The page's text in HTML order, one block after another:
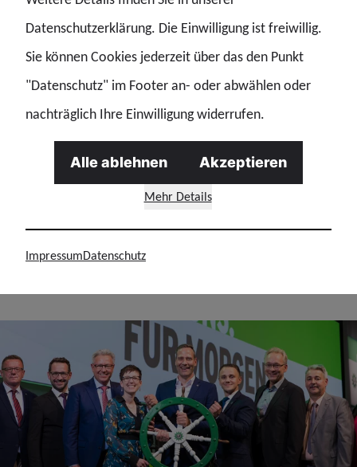
Auf Bundesebene
seit 2017 Mitglied des Bundesfachausschusses
Polizeiverwaltung
November 2018 Wahl zum Weiteren Mitglied des
Geschäftsführenden GdP-Bundesvorstands
Personalratsfunktionen
Präsidium für Technik)
Datenschutzerklärung. Die Einwilligung ist freiwillig.
Sie können Cookies jederzeit über das den Punkt
"Datenschutz" im Footer an- oder abwählen oder
nachträglich Ihre Einwilligung widerrufen.
Mehr Details
Alle ablehnen Akzeptieren
ImpressumDatenschutz